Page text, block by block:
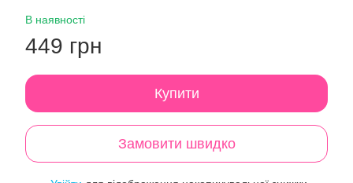
В наявності
449 грн
Купити
Замовити швидко